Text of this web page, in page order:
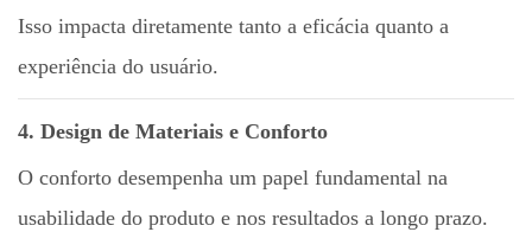
Isso impacta diretamente tanto a eficácia quanto a
experiência do usuário.
4. Design de Materiais e Conforto
O conforto desempenha um papel fundamental na
usabilidade do produto e nos resultados a longo prazo.